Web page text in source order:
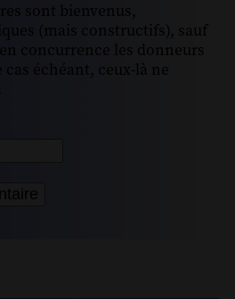
sont bienvenus,
(mais constructifs), sauf
concurrence les donneurs
échéant, ceux-là ne